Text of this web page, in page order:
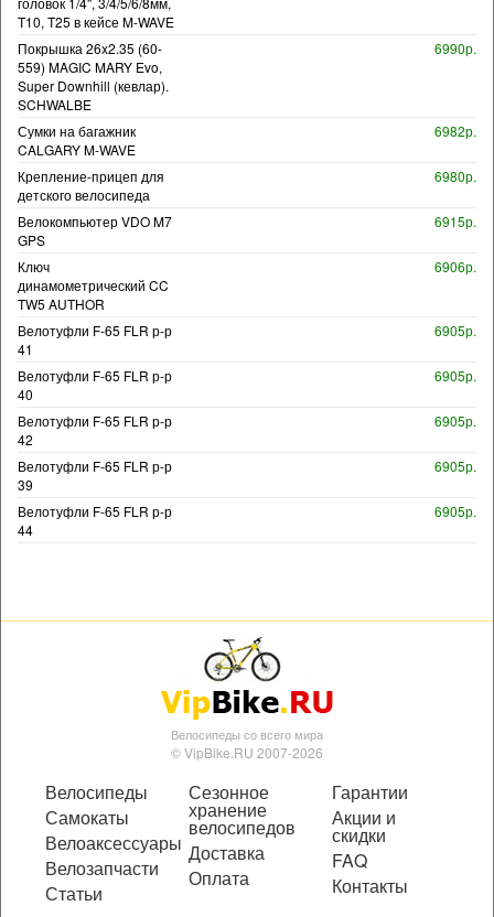
T10, T25 в кейсе M-WAVE
Покрышка 26x2.35 (60-
559) MAGIC MARY Evo,
Super Downhill (кевлар).
SCHWALBE
6990р.
Сумки на багажник
CALGARY M-WAVE
6982р.
Крепление-прицеп для
детского велосипеда
6980р.
Велокомпьютер VDO M7
GPS
6915р.
Ключ
динамометрический CC
TW5 AUTHOR
6906р.
Велотуфли F-65 FLR р-р
41
6905р.
Велотуфли F-65 FLR р-р
40
6905р.
Велотуфли F-65 FLR р-р
42
6905р.
Велотуфли F-65 FLR р-р
39
6905р.
Велотуфли F-65 FLR р-р
44
6905р.
Велосипеды со всего мира
© VipBike.RU 2007-2026
Велосипеды
Самокаты
Велоаксессуары
Велозапчасти
Статьи
Сезонное
хранение
велосипедов
Доставка
Оплата
Гарантии
Акции и
скидки
FAQ
Контакты